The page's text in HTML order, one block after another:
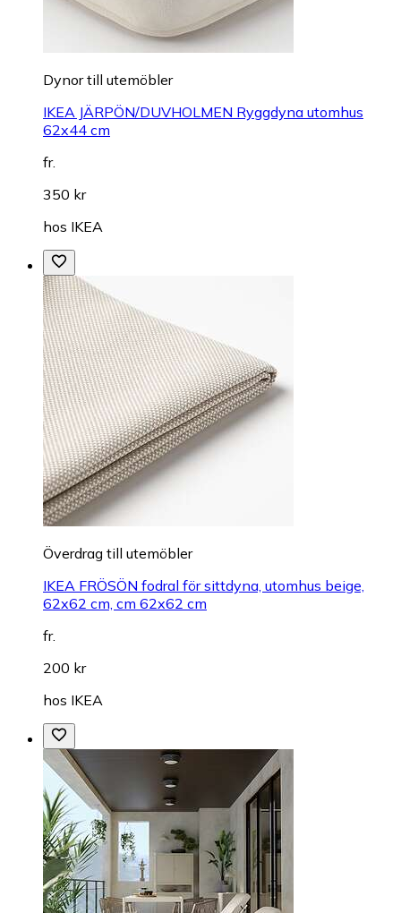
Dynor till utemöbler
IKEA JÄRPÖN/DUVHOLMEN Ryggdyna utomhus
62x44 cm
fr.
350 kr
hos IKEA
Överdrag till utemöbler
IKEA FRÖSÖN fodral för sittdyna, utomhus beige,
62x62 cm, cm 62x62 cm
fr.
200 kr
hos IKEA